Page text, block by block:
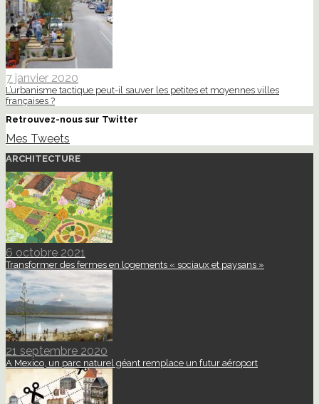
7 janvier 2020
L’urbanisme tactique peut-il sauver les petites et moyennes villes
françaises ?
Retrouvez-nous sur Twitter
Mes Tweets
ARCHITECTURE
6 octobre 2021
Transformer des fermes en logements « sociaux et paysans »
21 septembre 2020
A Mexico, un parc naturel géant remplace un futur aéroport